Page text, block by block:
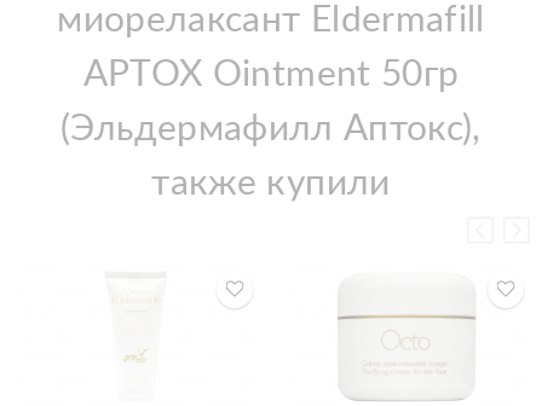
миорелаксант Eldermafill
APTOX Ointment 50гр
(Эльдермафилл Аптокс),
также купили